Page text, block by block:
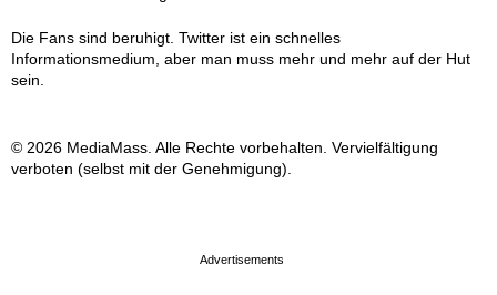
Die Fans sind beruhigt. Twitter ist ein schnelles
Informationsmedium, aber man muss mehr und mehr auf der Hut
sein.
© 2026 MediaMass. Alle Rechte vorbehalten. Vervielfältigung
verboten (selbst mit der Genehmigung).